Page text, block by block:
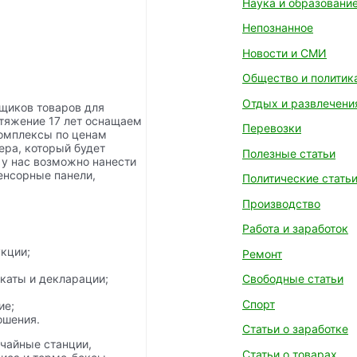
товаров для
17 лет оснащаем
по ценам
который будет
нас возможно нанести
панели,
и декларации;
станции,
Непознанное
Новости и СМИ
Общество и
Отдых и
Перевозки
Полезные статьи
Политические статьи
Производство
Работа и заработок
Ремонт
Свободные статьи
Спорт
Статьи о заработке
Статьи о товарах